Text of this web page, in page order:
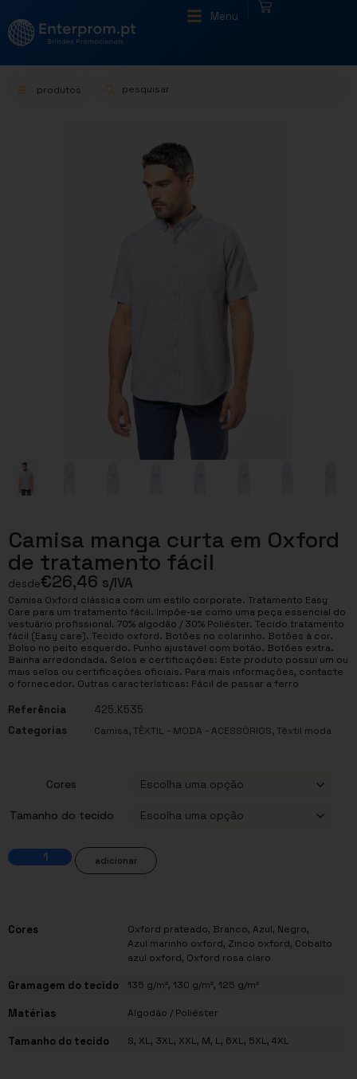
Menu
produtos
Camisa manga curta em Oxford
de tratamento fácil
desde€26,46 s/IVA
Camisa Oxford clássica com um estilo corporate. Tratamento Easy
Care para um tratamento fácil. Impõe-se como uma peça essencial do
vestuário profissional. 70% algodão / 30% Poliéster. Tecido tratamento
fácil (Easy care). Tecido oxford. Botões no colarinho. Botões à cor.
Bolso no peito esquerdo. Punho ajustável com botão. Botões extra.
Bainha arredondada. Selos e certificações: Este produto possui um ou
mais selos ou certificações oficiais. Para mais informações, contacte
o fornecedor. Outras características: Fácil de passar a ferro
Referência
425.K535
Categorias
Camisa,TÊXTIL - MODA - ACESSÓRIOS,Têxtil moda
Cores
Tamanho do tecido
adicionar
Cores
Oxford prateado, Branco, Azul, Negro,
Azul marinho oxford, Zinco oxford, Cobalto
azul oxford, Oxford rosa claro
Gramagem do tecido 135 g/m², 130 g/m², 125 g/m²
Matérias Algodão / Poliéster
Tamanho do tecido S, XL, 3XL, XXL, M, L, 6XL, 5XL, 4XL